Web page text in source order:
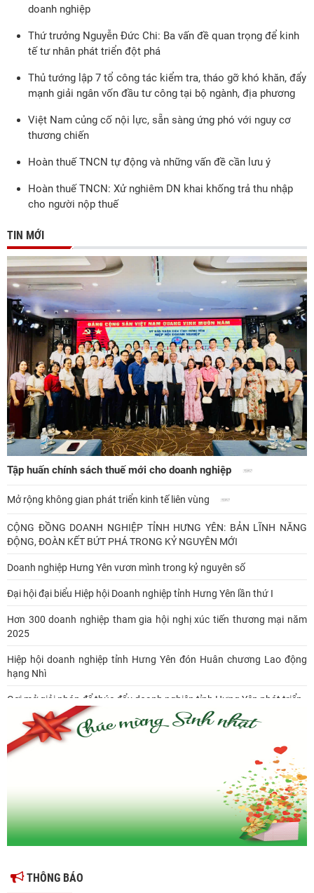
doanh nghiệp
Thứ trưởng Nguyễn Đức Chi: Ba vấn đề quan trọng để kinh
tế tư nhân phát triển đột phá
Thủ tướng lập 7 tổ công tác kiểm tra, tháo gỡ khó khăn, đẩy
mạnh giải ngân vốn đầu tư công tại bộ ngành, địa phương
Việt Nam củng cố nội lực, sẵn sàng ứng phó với nguy cơ
thương chiến
Hoàn thuế TNCN tự động và những vấn đề cần lưu ý
Hoàn thuế TNCN: Xử nghiêm DN khai khống trả thu nhập
cho người nộp thuế
TIN MỚI
Tập huấn chính sách thuế mới cho doanh nghiệp
Mở rộng không gian phát triển kinh tế liên vùng
CỘNG ĐỒNG DOANH NGHIỆP TỈNH HƯNG YÊN: BẢN LĨNH NĂNG
ĐỘNG, ĐOÀN KẾT BỨT PHÁ TRONG KỶ NGUYÊN MỚI
Doanh nghiệp Hưng Yên vươn mình trong kỷ nguyên số
Đại hội đại biểu Hiệp hội Doanh nghiệp tỉnh Hưng Yên lần thứ I
Hơn 300 doanh nghiệp tham gia hội nghị xúc tiến thương mại năm
2025
Hiệp hội doanh nghiệp tỉnh Hưng Yên đón Huân chương Lao động
hạng Nhì
Gợi mở giải pháp để thúc đẩy doanh nghiệp tỉnh Hưng Yên phát triển
Ông Đỗ Văn Vẻ là Chủ tịch Hiệp hội Doanh nghiệp tỉnh Hưng Yên
Hiệp hội doanh nghiệp tỉnh Hưng Yên: Cập nhật chính sách thuế mới
THÔNG BÁO